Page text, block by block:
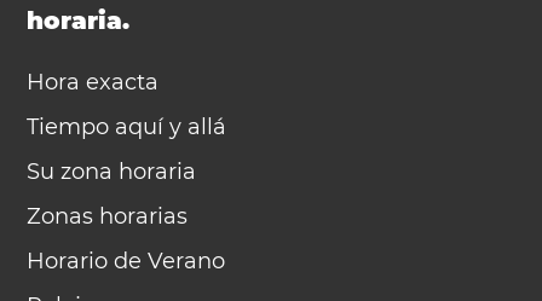
horaria.
Hora exacta
Tiempo aquí y allá
Su zona horaria
Zonas horarias
Horario de Verano